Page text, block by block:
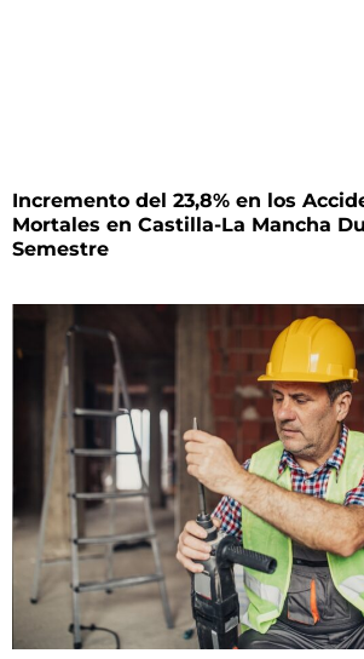
Incremento del 23,8% en los
Mortales en Castilla-La Mancha
Semestre